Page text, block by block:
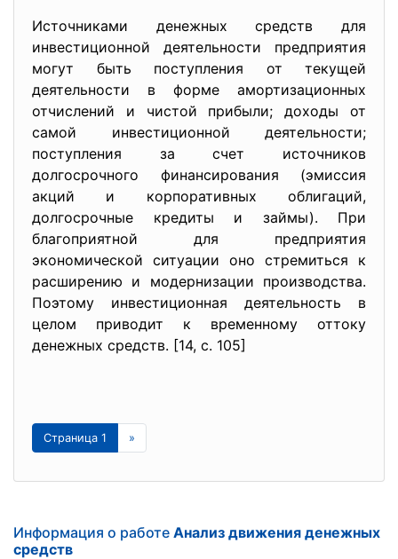
Источниками денежных средств для
инвестиционной деятельности предприятия
могут быть поступления от текущей
деятельности в форме амортизационных
отчислений и чистой прибыли; доходы от
самой инвестиционной деятельности;
поступления за счет источников
долгосрочного финансирования (эмиссия
акций и корпоративных облигаций,
долгосрочные кредиты и займы). При
благоприятной для предприятия
экономической ситуации оно стремиться к
расширению и модернизации производства.
Поэтому инвестиционная деятельность в
целом приводит к временному оттоку
денежных средств. [14, с. 105]
Страница 1 »
Информация о работе Анализ движения денежных
средств